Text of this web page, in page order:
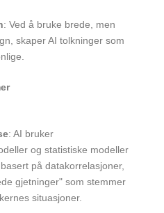
: Ved å bruke brede, men
skaper AI tolkninger som
: AI bruker
og statistiske modeller
på datakorrelasjoner,
gjetninger" som stemmer
situasjoner.